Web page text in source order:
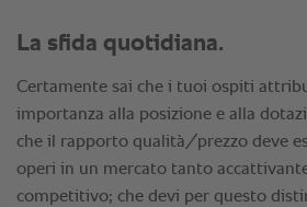
La sfida quotidiana.
Certamente sai che i tuoi ospiti
importanza alla posizione e alla
che il rapporto qualità/prezzo deve
operi in un mercato tanto
competitivo; che devi per questo